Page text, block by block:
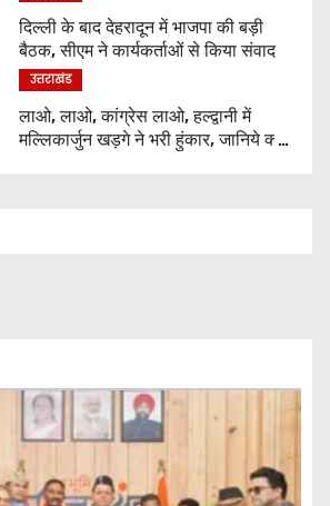
दिल्ली के बाद देहरादून में भाजपा की बड़ी
बैठक, सीएम ने कार्यकर्ताओं से किया संवाद
उत्तराखंड
लाओ, लाओ, कांग्रेस लाओ, हल्द्वानी में
मल्लिकार्जुन खड़गे ने भरी हुंकार, जानिये क्या